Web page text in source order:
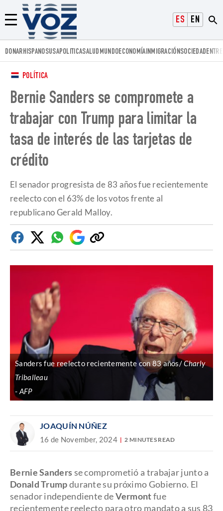
ESPAÑOLENGLISH
Menú
Voz.us
DONARHISPANOSUSAPOLITICASALUD MUNDOECONOMÍAINMIGRACIÓNSOCIEDAD
POLÍTICA
Bernie Sanders se compromete a
trabajar con Trump para limitar la
tasa de interés de las tarjetas de
crédito
El senador progresista de 83 años fue recientemente
reelecto con el 63% de los votos frente al
republicano Gerald Malloy.
FacebookTwitterWhatsapp
Google
Discover
Copiar
enlace
Sanders fue reelecto recientemente con 83 años/Charly
Triballeau
AFP
JOAQUÍN NÚÑEZ
16 de November, 2024 2 MINUTES READ
Bernie Sandersse comprometió a trabajar junto a
Donald Trumpdurante su próximo Gobierno. El
senador independiente deVermontfue
recientemente reelecto para otro mandato a sus 83